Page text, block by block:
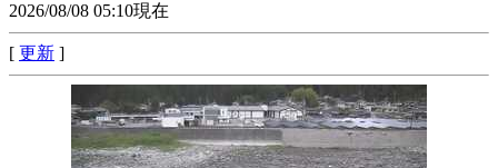
2026/08/08 05:10現在
[ 更新 ]